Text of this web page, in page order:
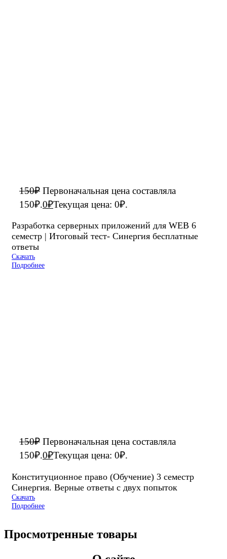
150₽ Первоначальная цена составляла
150₽.0₽Текущая цена: 0₽.
Разработка серверных приложений для WEB 6
семестр | Итоговый тест- Синергия бесплатные
ответы
Скачать
Подробнее
150₽ Первоначальная цена составляла
150₽.0₽Текущая цена: 0₽.
Конституционное право (Обучение) 3 семестр
Синергия. Верные ответы с двух попыток
Скачать
Подробнее
Просмотренные товары